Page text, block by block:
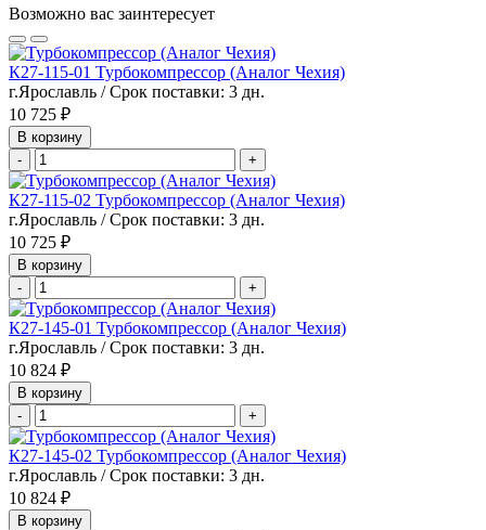
Возможно вас заинтересует
К27-115-01 Турбокомпрессор (Аналог Чехия)
г.Ярославль / Срок поставки: 3 дн.
10 725 ₽
В корзину
-
+
К27-115-02 Турбокомпрессор (Аналог Чехия)
г.Ярославль / Срок поставки: 3 дн.
10 725 ₽
В корзину
-
+
К27-145-01 Турбокомпрессор (Аналог Чехия)
г.Ярославль / Срок поставки: 3 дн.
10 824 ₽
В корзину
-
+
К27-145-02 Турбокомпрессор (Аналог Чехия)
г.Ярославль / Срок поставки: 3 дн.
10 824 ₽
В корзину